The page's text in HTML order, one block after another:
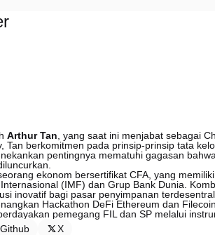
Arthur Tan , yang saat ini menjabat sebagai
Tan berkomitmen pada prinsip-prinsip tata
pentingnya mematuhi gagasan
ekonom bersertifikat CFA, yang
(IMF) dan Grup Bank Dunia.
inovatif bagi pasar penyimpanan
Hackathon DeFi Ethereum dan
pemegang FIL dan SP melalui
Github X